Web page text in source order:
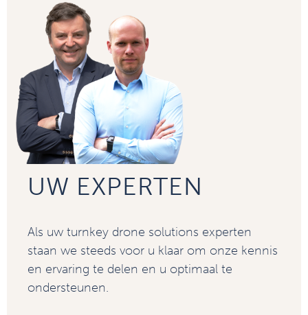
UW EXPERTEN
Als uw turnkey drone solutions experten
staan we steeds voor u klaar om onze kennis
en ervaring te delen en u optimaal te
ondersteunen.